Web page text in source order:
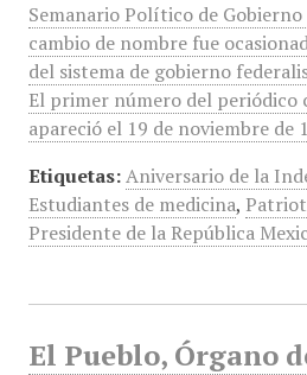
Semanario Político de Gobierno
cambio de nombre fue
del sistema de gobierno
El primer número del periódico
apareció el 19 de noviembre de
Etiquetas: Aniversario de la
Estudiantes de medicina,
Presidente de la República
El Pueblo, Órgano